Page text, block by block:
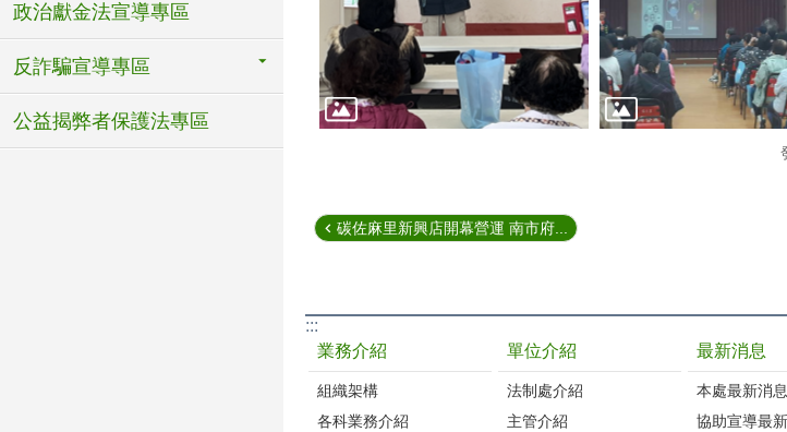
政治獻金法宣導專區
反詐騙宣導專區
公益揭弊者保護法專區
碳佐麻里新興店開幕營運 南市府...
:::
業務介紹
組織架構
各科業務介紹
單位介紹
法制處介紹
主管介紹
最新消息
本處最新消息
協助宣導最